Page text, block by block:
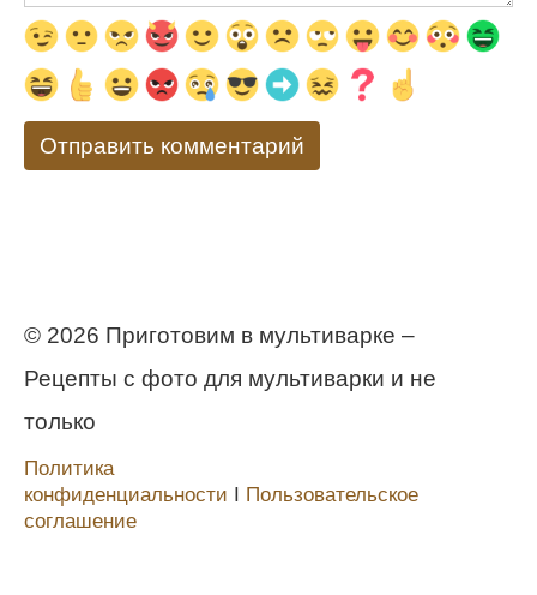
© 2026 Приготовим в мультиварке –
Рецепты с фото для мультиварки и не
только
Политика
конфиденциальности Ι Пользовательское
соглашение